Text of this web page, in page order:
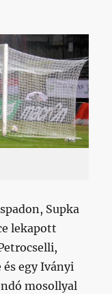
Supka
lekapott
egy Iványi
mosollyal